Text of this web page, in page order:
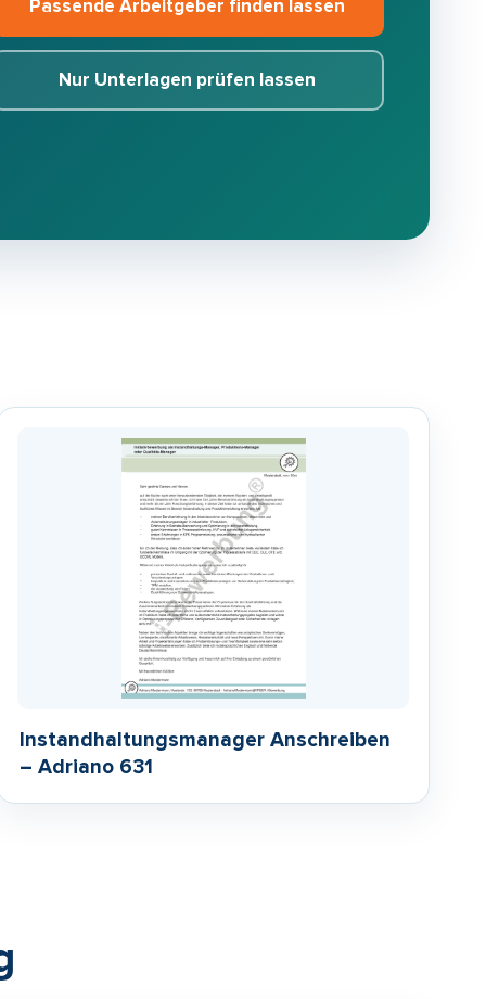
Passende Arbeitgeber finden lassen
Nur Unterlagen prüfen lassen
Instandhaltungsmanager Anschreiben
– Adriano 631